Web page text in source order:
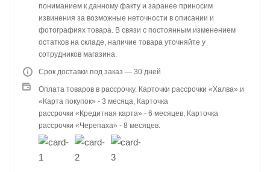
пониманием к данному факту и заранее приносим
извинения за возможные неточности в описании и
фотографиях товара. В связи с постоянным изменением
остатков на складе, наличие товара уточняйте у
сотрудников магазина.
Срок доставки под заказ — 30 дней
Оплата товаров в рассрочку. Карточки рассрочки «Халва» и
«Карта покупок» - 3 месяца, Карточка
рассрочки «Кредитная карта» - 6 месяцев, Карточка
рассрочки «Черепаха» - 8 месяцев.